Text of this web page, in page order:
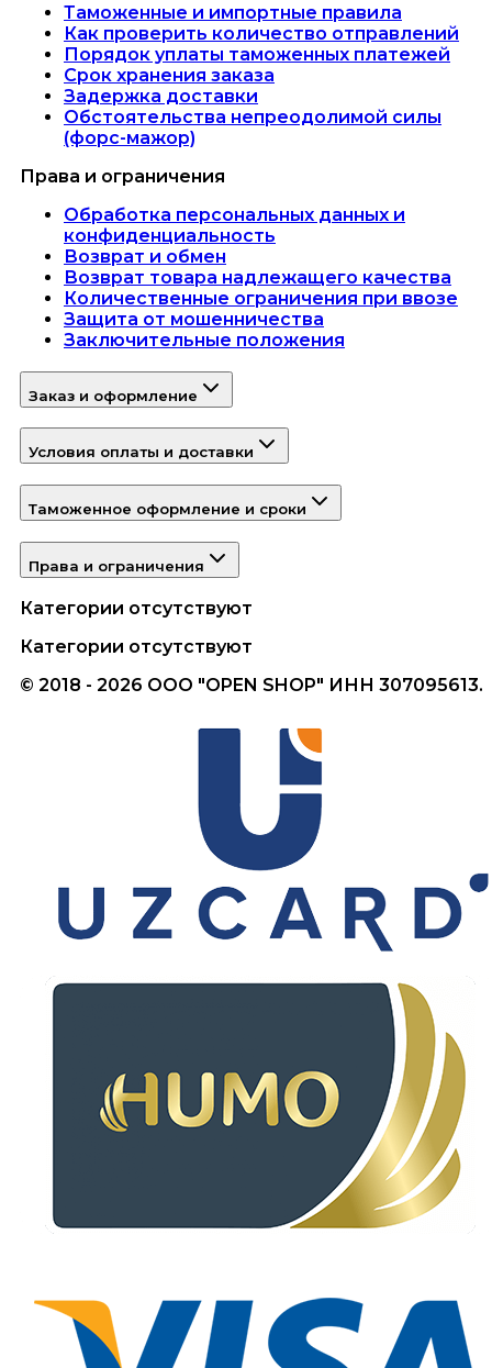
Таможенные и импортные правила
Как проверить количество отправлений
Порядок уплаты таможенных платежей
Срок хранения заказа
Задержка доставки
Обстоятельства непреодолимой силы
(форс-мажор)
Права и ограничения
Обработка персональных данных и
конфиденциальность
Возврат и обмен
Возврат товара надлежащего качества
Количественные ограничения при ввозе
Защита от мошенничества
Заключительные положения
Заказ и оформление
Условия оплаты и доставки
Таможенное оформление и сроки
Права и ограничения
Категории отсутствуют
Категории отсутствуют
© 2018 - 2026 ООО "OPEN SHOP" ИНН 307095613.